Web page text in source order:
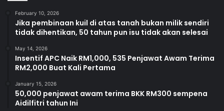
February 10, 2026
Jika pembinaan kuil di atas tanah bukan milik sendiri
tidak dihentikan, 50 tahun pun isu tidak akan selesai
May 14, 2026
Insentif APC Naik RM1,000, 535 Penjawat Awam Terima
RM2,000 Buat Kali Pertama
January 15, 2026
50,000 penjawat awam terima BKK RM300 sempena
Aidilfitri tahun Ini